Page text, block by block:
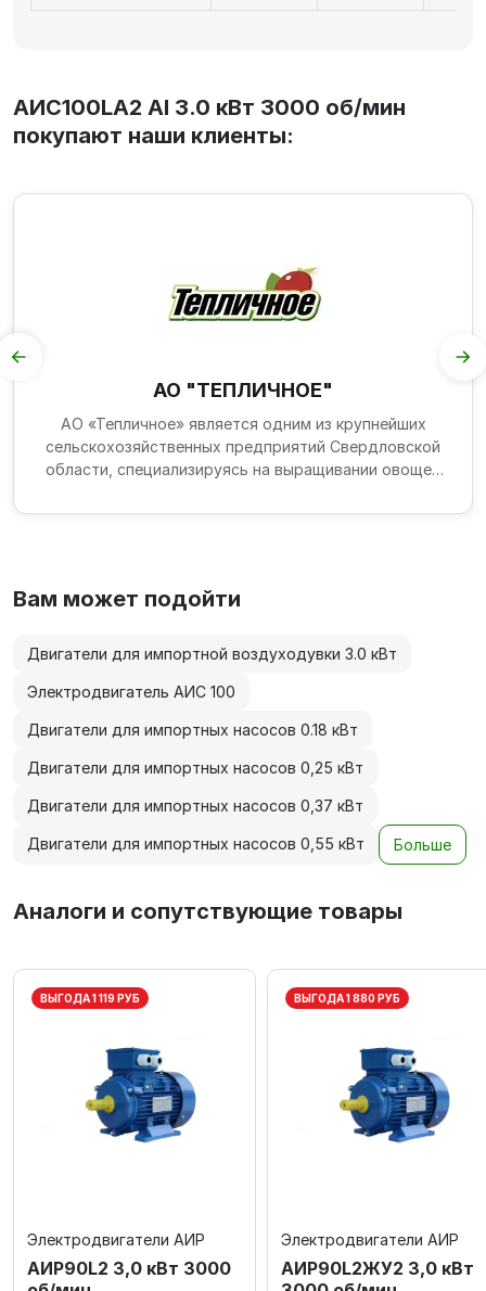
AИC100LA2 Al 3.0 кВт 3000 об/мин
покупают наши клиенты:
АО "ТЕПЛИЧНОЕ"
АО «Тепличное» является одним из крупнейших
сельскохозяйственных предприятий Свердловской
области, специализируясь на выращивании овощей
Вам может подойти
Двигатели для импортной воздуходувки 3.0 кВт
Электродвигатель АИС 100
Двигатели для импортных насосов 0.18 кВт
Двигатели для импортных насосов 0,25 кВт
Двигатели для импортных насосов 0,37 кВт
Двигатели для импортных насосов 0,55 кВт Больше
Аналоги и сопутствующие товары
ВЫГОДА 1 119 РУБ
Электродвигатели АИР
АИР90L2 3,0 кВт 3000
ВЫГОДА 1 880 РУБ
Электродвигатели АИР
АИР90L2ЖУ2 3,0 кВт